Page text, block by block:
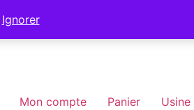
Ignorer
Mon compte Panier Usine